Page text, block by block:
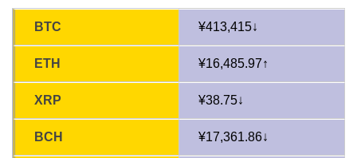
BTC ¥413,415↓
ETH ¥16,485.97↑
XRP ¥38.75↓
BCH ¥17,361.86↓